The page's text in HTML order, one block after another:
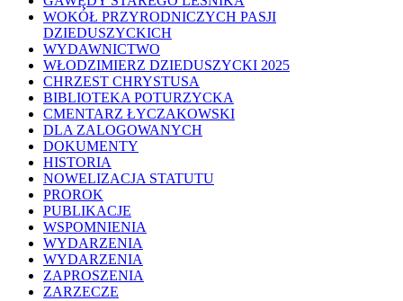
WOKÓŁ PRZYRODNICZYCH PASJI
DZIEDUSZYCKICH
WYDAWNICTWO
WŁODZIMIERZ DZIEDUSZYCKI 2025
CHRZEST CHRYSTUSA
BIBLIOTEKA POTURZYCKA
CMENTARZ ŁYCZAKOWSKI
DLA ZALOGOWANYCH
DOKUMENTY
HISTORIA
NOWELIZACJA STATUTU
PROROK
PUBLIKACJE
WSPOMNIENIA
WYDARZENIA
WYDARZENIA
ZAPROSZENIA
ZARZECZE